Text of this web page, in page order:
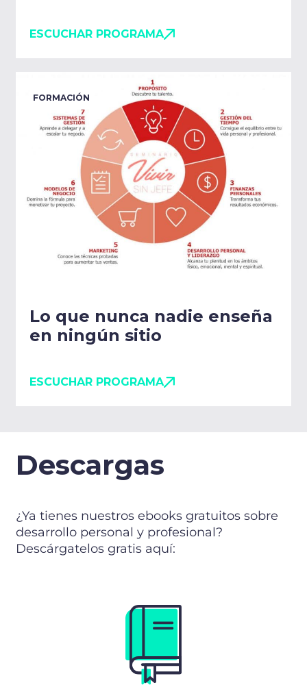
ESCUCHAR PROGRAMA
FORMACIÓN
Lo que nunca nadie enseña
en ningún sitio
ESCUCHAR PROGRAMA
Descargas
¿Ya tienes nuestros ebooks gratuitos sobre
desarrollo personal y profesional?
Descárgatelos gratis aquí: